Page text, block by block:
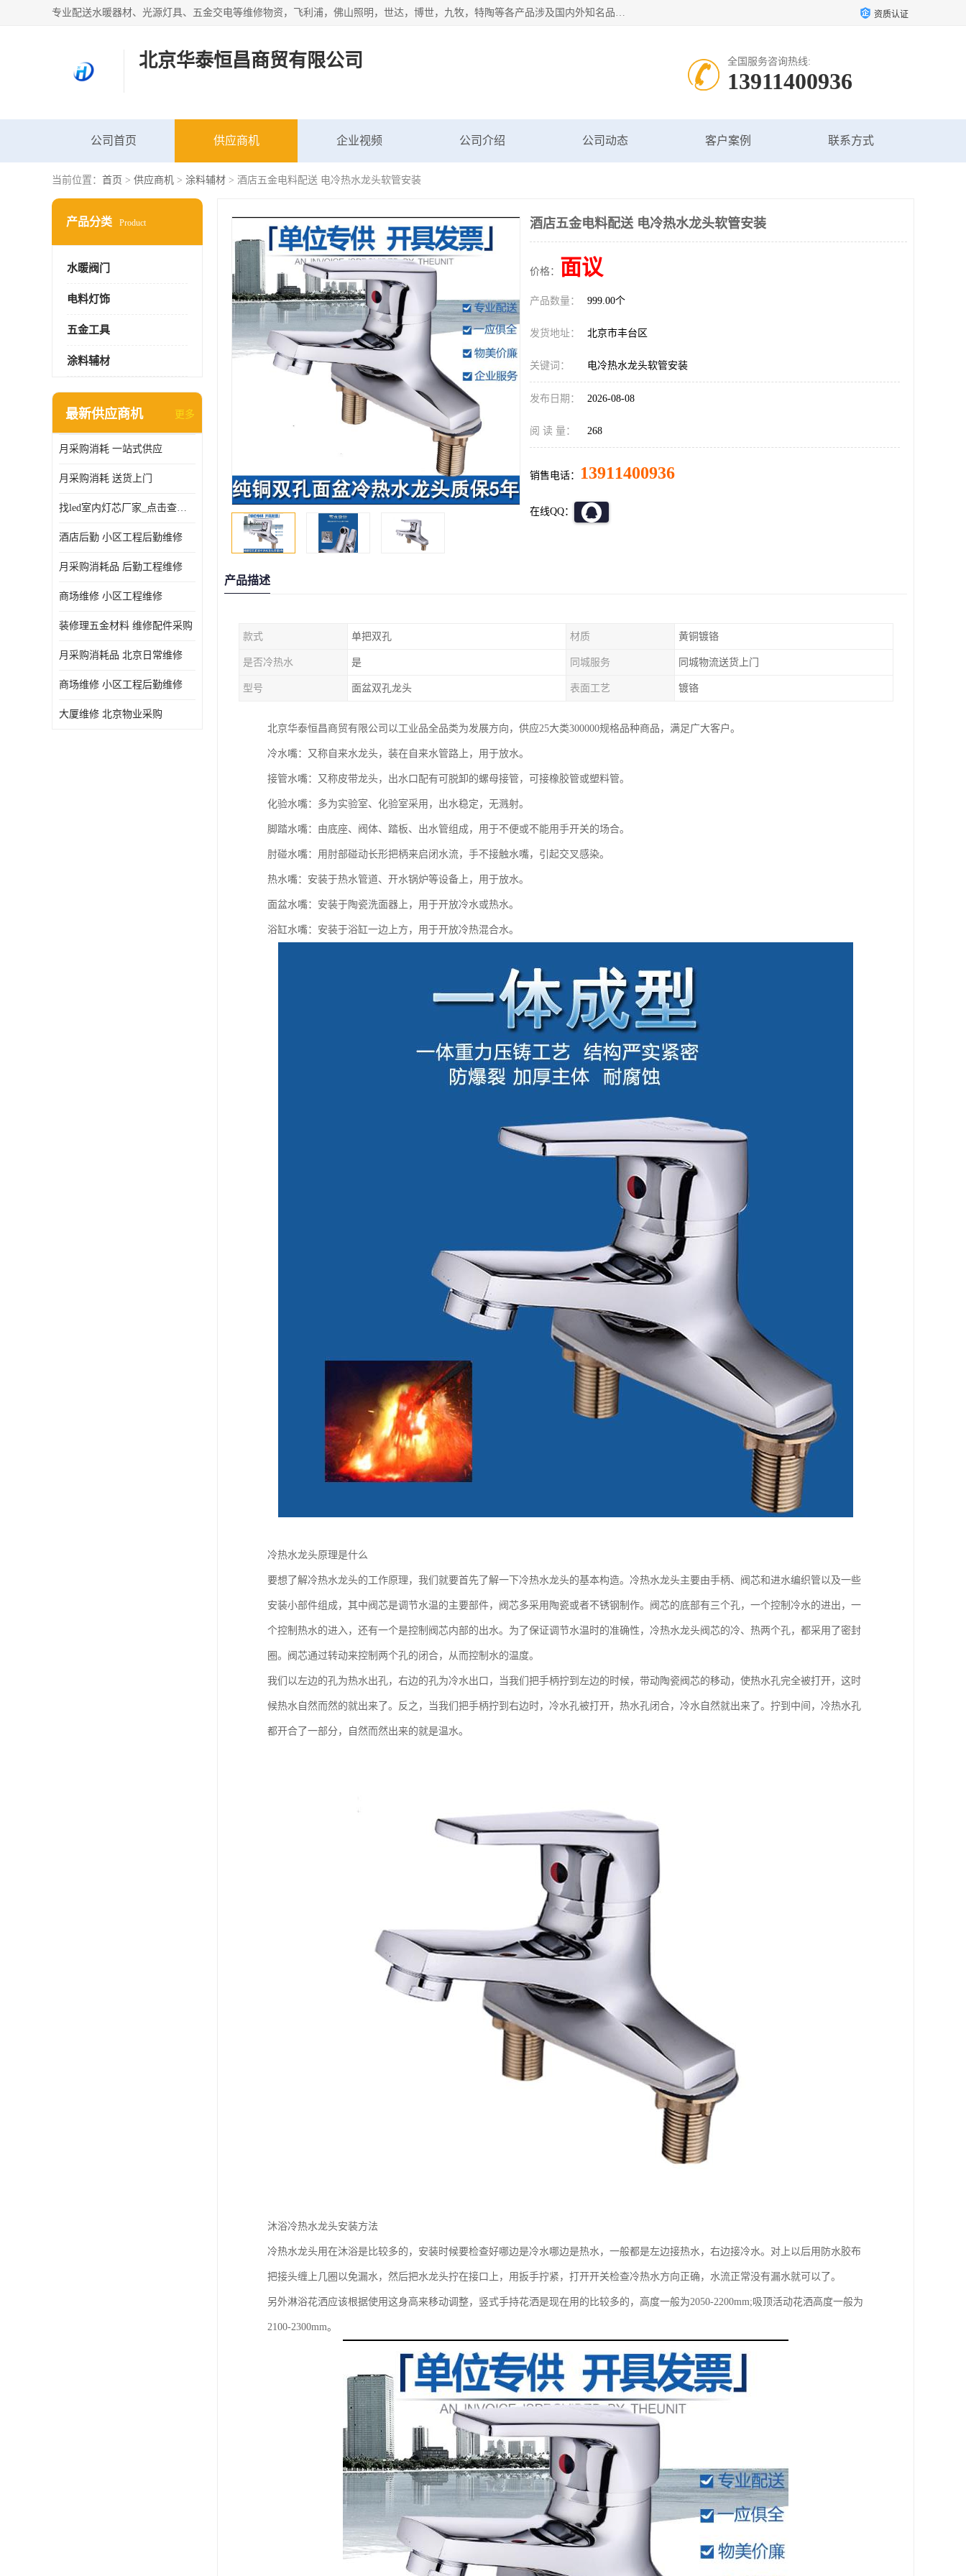
专业配送水暖器材、光源灯具、五金交电等维修物资，飞利浦，佛山照明，世达，博世，九牧，特陶等各产品涉及国内外知名品牌。公司专注与物业、学校、酒店、工厂等单位合作，提供一站式配送服务，降低客户综合成本。依托电子商务改变传统模式，以专业的团队为客户提供24H物资配送到达，货到月结、统一开票，便捷退换等服务，提高了企业的运营效率。 资质认证
北京华泰恒昌商贸有限公司 全国服务咨询热线:
13911400936
公司首页 供应商机 企业视频 公司介绍 公司动态 客户案例 联系方式
当前位置： 首页 > 供应商机 > 涂料辅材 > 酒店五金电料配送 电冷热水龙头软管安装
产品分类 Product
水暖阀门
电料灯饰
五金工具
涂料辅材
最新供应商机 更多
月采购消耗 一站式供应
月采购消耗 送货上门
找led室内灯芯厂家_点击查看更多
酒店后勤 小区工程后勤维修
月采购消耗品 后勤工程维修
商场维修 小区工程维修
装修理五金材料 维修配件采购
月采购消耗品 北京日常维修
商场维修 小区工程后勤维修
大厦维修 北京物业采购
酒店五金电料配送 电冷热水龙头软管安装
价格： 面议
产品数量： 999.00个
发货地址： 北京市丰台区
关键词： 电冷热水龙头软管安装
发布日期： 2026-08-08
阅 读 量： 268
销售电话： 13911400936
在线QQ：
产品描述
款式 单把双孔 材质 黄铜镀铬
是否冷热水 是 同城服务 同城物流送货上门
型号 面盆双孔龙头 表面工艺 镀铬
北京华泰恒昌商贸有限公司以工业品全品类为发展方向，供应25大类300000规格品种商品，满足广大客户。
冷水嘴：又称自来水龙头，装在自来水管路上，用于放水。
接管水嘴：又称皮带龙头，出水口配有可脱卸的螺母接管，可接橡胶管或塑料管。
化验水嘴：多为实验室、化验室采用，出水稳定，无溅射。
脚踏水嘴：由底座、阀体、踏板、出水管组成，用于不便或不能用手开关的场合。
肘碰水嘴：用肘部碰动长形把柄来启闭水流，手不接触水嘴，引起交叉感染。
热水嘴：安装于热水管道、开水锅炉等设备上，用于放水。
面盆水嘴：安装于陶瓷洗面器上，用于开放冷水或热水。
浴缸水嘴：安装于浴缸一边上方，用于开放冷热混合水。
冷热水龙头原理是什么
要想了解冷热水龙头的工作原理，我们就要首先了解一下冷热水龙头的基本构造。冷热水龙头主要由手柄、阀芯和进水编织管以及一些
安装小部件组成，其中阀芯是调节水温的主要部件，阀芯多采用陶瓷或者不锈钢制作。阀芯的底部有三个孔，一个控制冷水的进出，一
个控制热水的进入，还有一个是控制阀芯内部的出水。为了保证调节水温时的准确性，冷热水龙头阀芯的冷、热两个孔，都采用了密封
圈。阀芯通过转动来控制两个孔的闭合，从而控制水的温度。
我们以左边的孔为热水出孔，右边的孔为冷水出口，当我们把手柄拧到左边的时候，带动陶瓷阀芯的移动，使热水孔完全被打开，这时
候热水自然而然的就出来了。反之，当我们把手柄拧到右边时，冷水孔被打开，热水孔闭合，冷水自然就出来了。拧到中间，冷热水孔
都开合了一部分，自然而然出来的就是温水。
沐浴冷热水龙头安装方法
冷热水龙头用在沐浴是比较多的，安装时候要检查好哪边是冷水哪边是热水，一般都是左边接热水，右边接冷水。对上以后用防水胶布
把接头缠上几圈以免漏水，然后把水龙头拧在接口上，用扳手拧紧，打开开关检查冷热水方向正确，水流正常没有漏水就可以了。
另外淋浴花洒应该根据使用这身高来移动调整，竖式手持花洒是现在用的比较多的，高度一般为2050-2200mm;吸顶活动花洒高度一般为
2100-2300mm。